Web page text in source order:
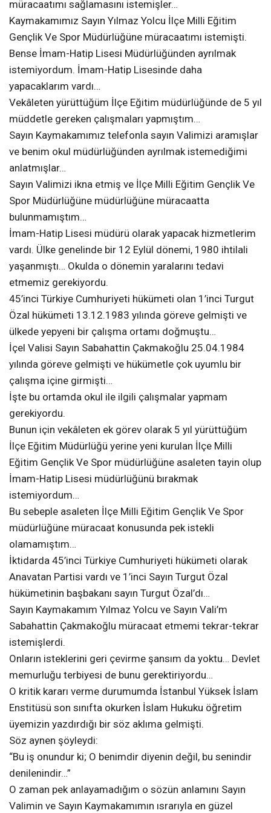
müracaatımı sağlamasını istemişler…
Kaymakamımız Sayın Yılmaz Yolcu İlçe Milli Eğitim
Gençlik Ve Spor Müdürlüğüne müracaatımı istemişti.
Bense İmam-Hatip Lisesi Müdürlüğünden ayrılmak
istemiyordum. İmam-Hatip Lisesinde daha
yapacaklarım vardı…
Vekâleten yürüttüğüm İlçe Eğitim müdürlüğünde de 5 yıl
müddetle gereken çalışmaları yapmıştım…
Sayın Kaymakamımız telefonla sayın Valimizi aramışlar
ve benim okul müdürlüğünden ayrılmak istemediğimi
anlatmışlar…
Sayın Valimizi ikna etmiş ve İlçe Milli Eğitim Gençlik Ve
Spor Müdürlüğüne müdürlüğüne müracaatta
bulunmamıştım…
İmam-Hatip Lisesi müdürü olarak yapacak hizmetlerim
vardı. Ülke genelinde bir 12 Eylül dönemi, 1980 ihtilali
yaşanmıştı… Okulda o dönemin yaralarını tedavi
etmemiz gerekiyordu.
45’inci Türkiye Cumhuriyeti hükümeti olan 1’inci Turgut
Özal hükümeti 13.12.1983 yılında göreve gelmişti ve
ülkede yepyeni bir çalışma ortamı doğmuştu…
İçel Valisi Sayın Sabahattin Çakmakoğlu 25.04.1984
yılında göreve gelmişti ve hükümetle çok uyumlu bir
çalışma içine girmişti…
İşte bu ortamda okul ile ilgili çalışmalar yapmam
gerekiyordu.
Bunun için vekâleten ek görev olarak 5 yıl yürüttüğüm
İlçe Eğitim Müdürlüğü yerine yeni kurulan İlçe Milli
Eğitim Gençlik Ve Spor müdürlüğüne asaleten tayin olup
İmam-Hatip Lisesi müdürlüğünü bırakmak
istemiyordum…
Bu sebeple asaleten İlçe Milli Eğitim Gençlik Ve Spor
müdürlüğüne müracaat konusunda pek istekli
olamamıştım…
İktidarda 45’inci Türkiye Cumhuriyeti hükümeti olarak
Anavatan Partisi vardı ve 1’inci Sayın Turgut Özal
hükümetinin başbakanı sayın Turgut Özal’dı…
Sayın Kaymakamım Yılmaz Yolcu ve Sayın Vali’m
Sabahattin Çakmakoğlu müracaat etmemi tekrar-tekrar
istemişlerdi.
Onların isteklerini geri çevirme şansım da yoktu… Devlet
memurluğu terbiyesi de bunu gerektiriyordu…
O kritik kararı verme durumumda İstanbul Yüksek İslam
Enstitüsü son sınıfta okurken İslam Hukuku öğretim
üyemizin yazdırdığı bir söz aklıma gelmişti.
Söz aynen şöyleydi:
“Bu iş onundur ki; O benimdir diyenin değil, bu senindir
denilenindir…”
O zaman pek anlayamadığım o sözün anlamını Sayın
Valimin ve Sayın Kaymakamımın ısrarıyla en güzel